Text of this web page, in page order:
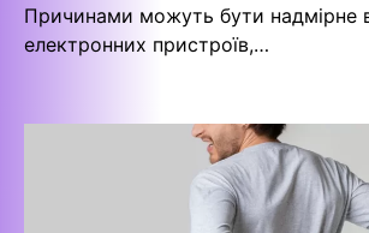
Причинами можуть бути надмірне
електронних пристроїв,…